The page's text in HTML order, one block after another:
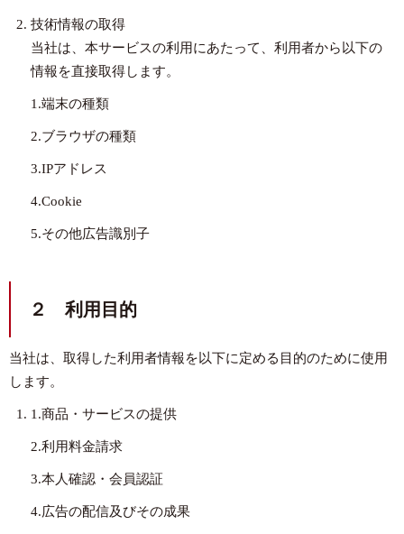
技術情報の取得
当社は、本サービスの利用にあたって、利用者から以下の
情報を直接取得します。
1.端末の種類
2.ブラウザの種類
3.IPアドレス
4.Cookie
5.その他広告識別子
２ 利用目的
当社は、取得した利用者情報を以下に定める目的のために使用
します。
1.商品・サービスの提供
2.利用料金請求
3.本人確認・会員認証
4.広告の配信及びその成果